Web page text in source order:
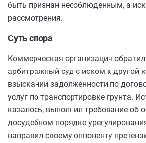
быть признан несоблюденным, а иск
рассмотрения.
Суть спора
Коммерческая организация
арбитражный суд с иском к другой
взыскании задолженности по
услуг по транспортировке грунта.
казалось, выполнил требование об
досудебном порядке
направил своему оппоненту